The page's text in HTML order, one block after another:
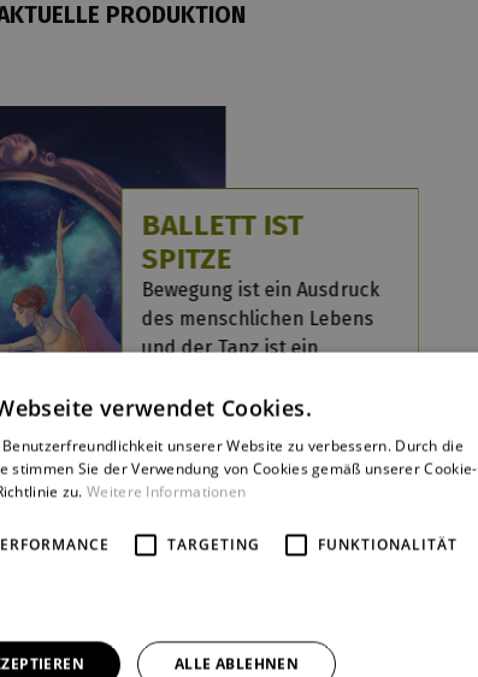
PRODUKTION
BALLETT IST
SPITZE
Bewegung ist ein Ausdruck
des menschlichen Lebens
und der Tanz ist ein
kulturelle Entwicklung der
menschlichen Gesellschaft
mehr
verwendet Cookies.
unserer Website zu verbessern. Durch die
stimmen Sie der Verwendung von Cookies gemäß unserer Cookie-
zu. Weitere Informationen
TARGETING FUNKTIONALITÄT
ALLE ABLEHNEN